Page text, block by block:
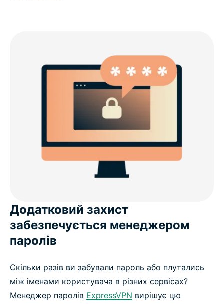
Додатковий захист
забезпечується менеджером
паролів
Скільки разів ви забували пароль або плутались
між іменами користувача в різних сервісах?
Менеджер паролів ExpressVPN вирішує цю